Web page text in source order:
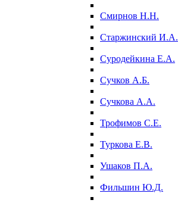
Смирнов Н.Н.
Старжинский И.А.
Суродейкина Е.А.
Сучков А.Б.
Сучкова А.А.
Трофимов С.Е.
Туркова Е.В.
Ушаков П.А.
Фильшин Ю.Д.